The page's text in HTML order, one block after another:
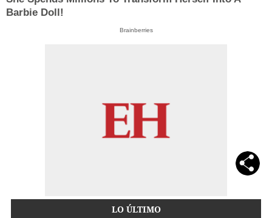
Barbie Doll!
Brainberries
LO ÚLTIMO